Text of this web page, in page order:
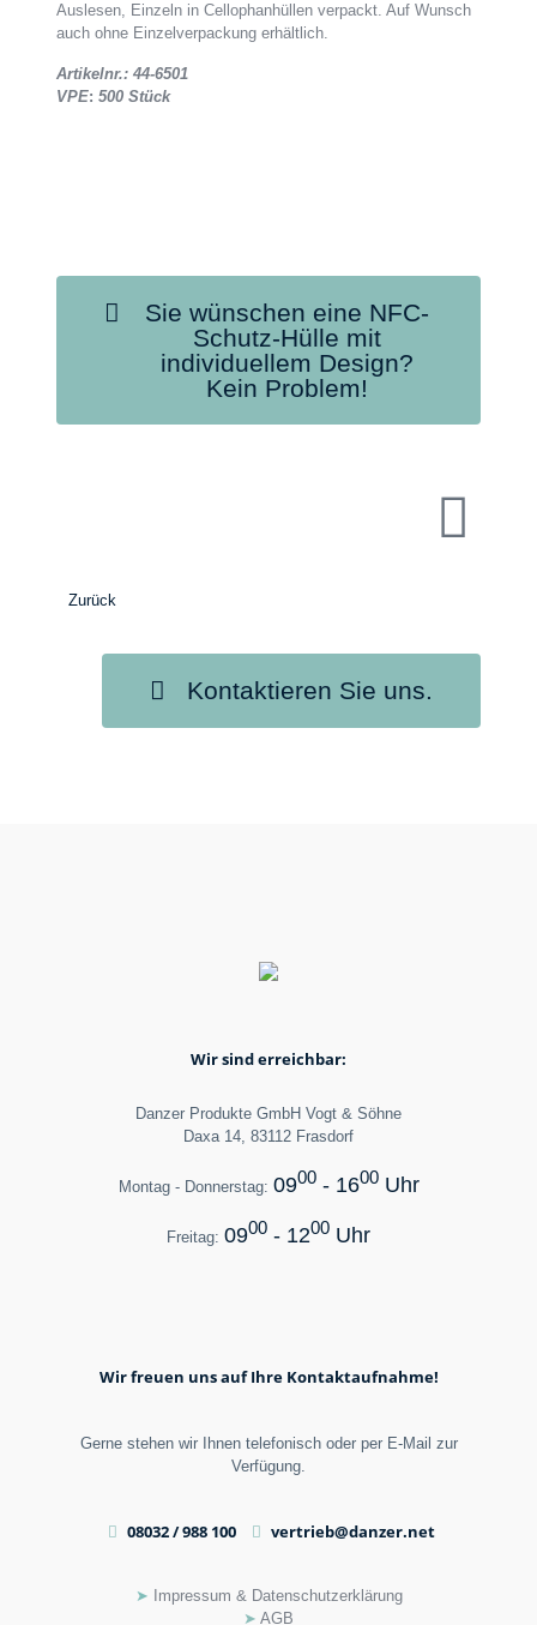
Auslesen, Einzeln in Cellophanhüllen verpackt. Auf Wunsch
auch ohne Einzelverpackung erhältlich.
Artikelnr.: 44-6501
VPE: 500 Stück
Sie wünschen eine NFC-
Schutz-Hülle mit
individuellem Design?
Kein Problem!
Zurück
Kontaktieren Sie uns.
Wir sind erreichbar:
Danzer Produkte GmbH Vogt & Söhne
Daxa 14, 83112 Frasdorf
Montag - Donnerstag: 0900- 1600Uhr
Freitag: 0900 - 1200 Uhr
Wir freuen uns auf Ihre Kontaktaufnahme!
Gerne stehen wir Ihnen telefonisch oder per E-Mail zur
Verfügung.
08032 / 988 100 vertrieb@danzer.net
➤
Impressum & Datenschutzerklärung
➤ AGB